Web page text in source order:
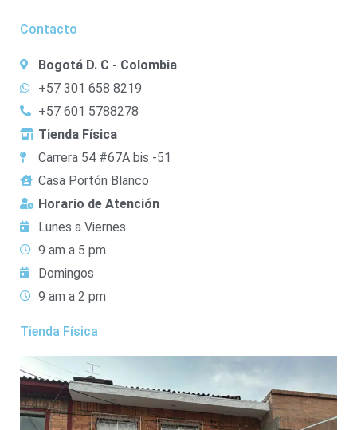
Contacto
Bogotá D. C - Colombia
+57 301 658 8219
+57 601 5788278
Tienda Física
Carrera 54 #67A bis -51
Casa Portón Blanco
Horario de Atención
Lunes a Viernes
9 am a 5 pm
Domingos
9 am a 2 pm
Tienda Física